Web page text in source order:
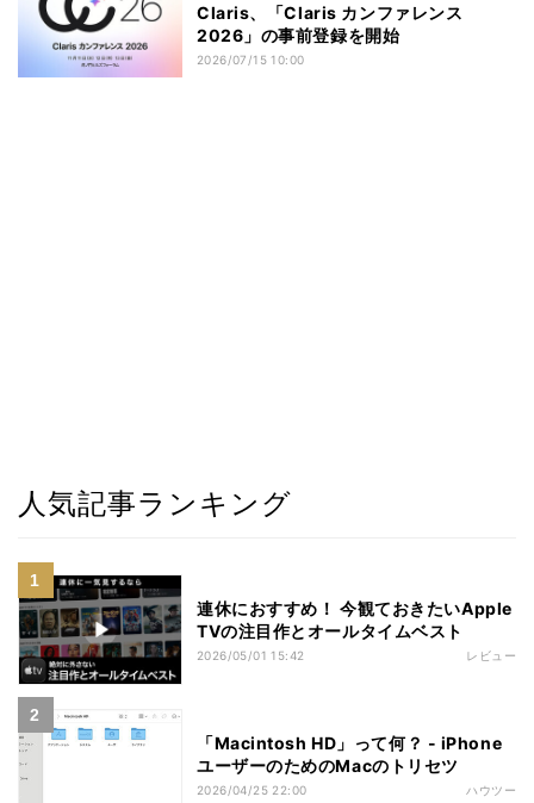
Claris、「Claris カンファレンス
2026」の事前登録を開始
2026/07/15 10:00
人気記事ランキング
連休におすすめ！ 今観ておきたいApple
TVの注目作とオールタイムベスト
2026/05/01 15:42 レビュー
「Macintosh HD」って何？ - iPhone
ユーザーのためのMacのトリセツ
2026/04/25 22:00 ハウツー